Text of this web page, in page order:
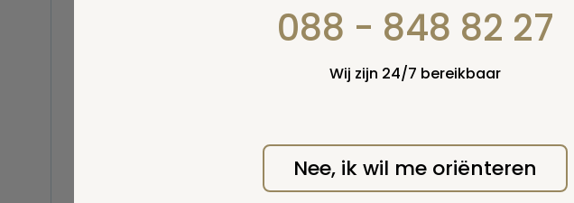
088 - 848 82 27
Wij zijn 24/7 bereikbaar
Nee, ik wil me oriënteren